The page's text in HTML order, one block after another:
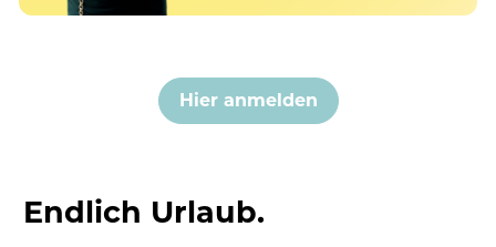
Hier anmelden
Endlich Urlaub.